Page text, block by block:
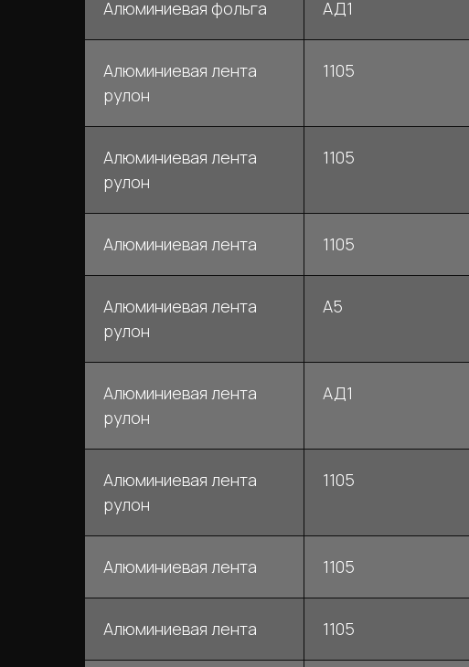
Алюминиевая фольга АД1
Алюминиевая лента
рулон
1105
Алюминиевая лента
рулон
1105
Алюминиевая лента 1105
Алюминиевая лента
рулон
А5
Алюминиевая лента
рулон
АД1
Алюминиевая лента
рулон
1105
Алюминиевая лента 1105
Алюминиевая лента 1105